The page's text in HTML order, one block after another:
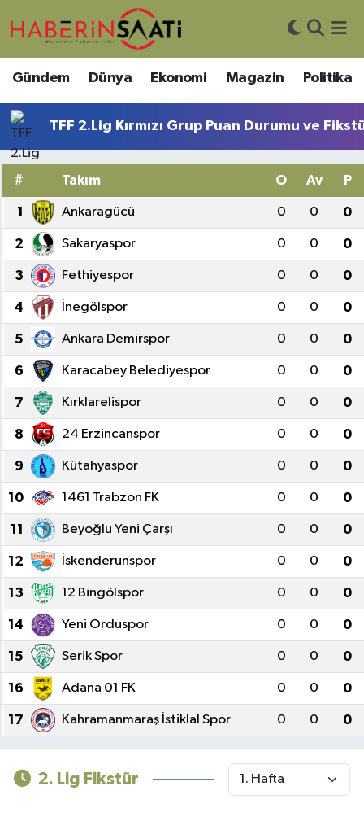
Gündem Dünya Ekonomi Magazin Politika
TFF 2.Lig Kırmızı Grup Puan Durumu ve
# Takım O Av P
1 Ankaragücü 0 0 0
2 Sakaryaspor 0 0 0
3 Fethiyespor 0 0 0
4 İnegölspor 0 0 0
5 Ankara Demirspor 0 0 0
6 Karacabey Belediyespor 0 0 0
7 Kırklarelispor 0 0 0
8 24 Erzincanspor 0 0 0
9 Kütahyaspor 0 0 0
10 1461 Trabzon FK 0 0 0
11 Beyoğlu Yeni Çarşı 0 0 0
12 İskenderunspor 0 0 0
13 12 Bingölspor 0 0 0
14 Yeni Orduspor 0 0 0
15 Serik Spor 0 0 0
16 Adana 01 FK 0 0 0
17 Kahramanmaraş İstiklal Spor 0 0 0
2. Lig Fikstür
Asayiş
Bilim ve Teknoloji
DIŞ HABER
Dünya
Eğitim
Ekonomi
Genel
Gündem
Haberde İnsan
Kültür-Sanat
Magazin
Podcast
Politika
Sağlık
Siyaset
Spor
Nöbetçi Eczaneler
Hava Durumu
Süper Lig Puan Durumu ve Fikstür
Tüm Manşetler
Son Dakika Haberleri
Haber Arşivi